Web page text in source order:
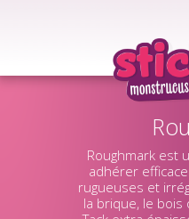
Roughmark est
adhérer
rugueuses et
la brique, le bois